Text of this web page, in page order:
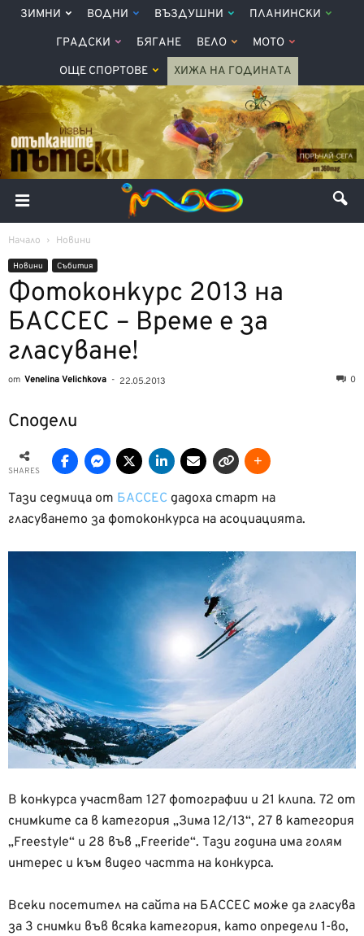
ЗИМНИ ВОДНИ ВЪЗДУШНИ ПЛАНИНСКИ
ГРАДСКИ БЯГАНЕ ВЕЛО МОТО
ОЩЕ СПОРТОВЕ ХИЖА НА ГОДИНАТА
Начало Новини
Новини Събития
Фотоконкурс 2013 на
БАССЕС – Време е за
гласуване!
от Venelina Velichkova - 22.05.2013 0
Сподели
SHARES
Тази седмица от БАССЕС дадоха старт на
гласуването за фотоконкурса на асоциацията.
В конкурса участват 127 фотографии и 21 клипа. 72 от
снимките са в категория „Зима 12/13“, 27 в категория
„Freestyle“ и 28 във „Freeride“. Тази година има голям
интерес и към видео частта на конкурса.
Всеки посетител на сайта на БАССЕС може да гласува
за 3 снимки във всяка категория, като определи 1-во,